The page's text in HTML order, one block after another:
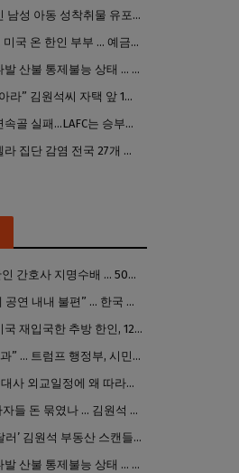
[사건] 30대 한인 남성 아동 성착취물 유포 혐의로 체포
’10억 빚’ 안갚고 미국 온 한인 부부 … 예금보험공사, 미국서 소송
워싱턴주 동시다발 산불 통제불능 상태 … 이재민 수십만명
[화제] “내 돈 갚아라” 김원석씨 자택 앞 1인 광대 시위 … 한인 투자사, “108만 달러 못받아”
손흥민, 5경기 연속골 실패…LAFC는 승부차기 끝 과달라하라 격파
할라피뇨 살모넬라 집단 감염 전국 27개 주 급속 확산
연방 당국, LA 한인 간호사 지명수배 … 500만 달러 메디캐어 사기, 선고 직전 한국 도주
“170달러 냈는데 공연 내내 불편” … 한국 코미디언 LA공연, 음향 불량에 외모 비하 개그 논란
위조여권으로 미국 재입국한 추방 한인, 120만 달러 은행 사기 행각
“이제 시작에 불과” … 트럼프 행정부, 시민권 박탈 본격화
미셸 스틸 남편, 대사 외교일정에 왜 따라갔나 … “매우 이례적”
[속보] 한인 투자자들 돈 묶였나 … 김원석 회사들 챕터7 강제파산·자진파산 잇따라 신청
[단독] ‘수천만 달러’ 김원석 부동산 스캔들 새 국면 … 한인 투자자들 소송 잇따라 ‘디폴트’ 절차
워싱턴주 동시다발 산불 통제불능 상태 … 이재민 수십만명